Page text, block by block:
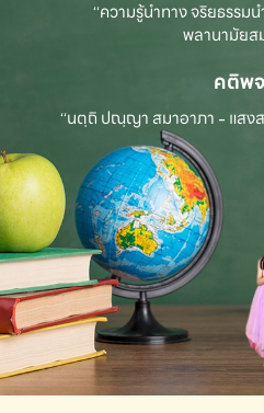
“ความรู้นำทาง จริยธรรมน
พลานามัยส
คติพ
“นตฺถิ ปณฺญา สมาอาภา - แสง